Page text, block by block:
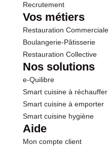
Recrutement
Vos métiers
Restauration Commerciale
Boulangerie-Pâtisserie
Restauration Collective
Nos solutions
e-Quilibre
Smart cuisine à réchauffer
Smart cuisine à emporter
Smart cuisine hygiène
Aide
Mon compte client